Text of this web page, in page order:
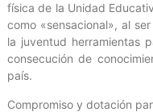
física de la Unidad
como «sensacional», al
la juventud herramientas
consecución de
país.
Compromiso y dotación